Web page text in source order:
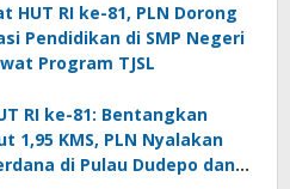
HUT RI ke-81, PLN Dorong
Pendidikan di SMP Negeri
Program TJSL
RI ke-81: Bentangkan
1,95 KMS, PLN Nyalakan
di Pulau Dudepo dan